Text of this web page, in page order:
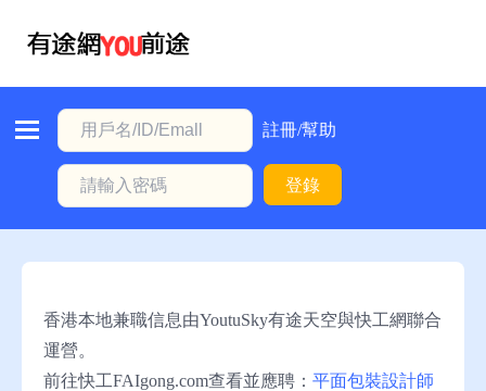
註冊/幫助
登錄
首
本
信
息
香港本地兼職信息由YoutuSky有途天空與快工網聯合
運營。
前往快工FAIgong.com查看並應聘： 平面包裝設計師